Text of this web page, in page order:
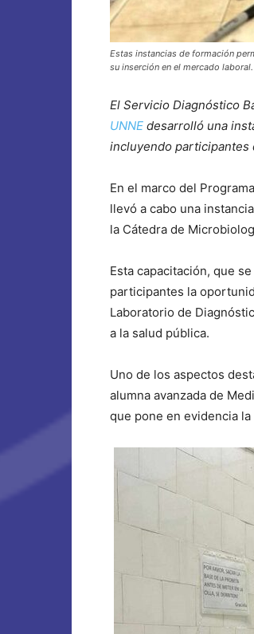
Estas instancias de formación
su inserción en el mercado
El Servicio Diagnóstico
UNNE desarrolló una
incluyendo participantes
En el marco del
llevó a cabo una
la Cátedra de
Esta capacitación, que
participantes la
Laboratorio de
a la salud pública.
Uno de los aspectos
alumna avanzada de
que pone en evidencia